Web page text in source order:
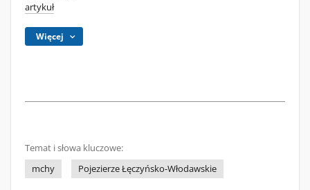
artykuł
Więcej
Temat i słowa kluczowe:
mchy
Pojezierze Łęczyńsko-Włodawskie